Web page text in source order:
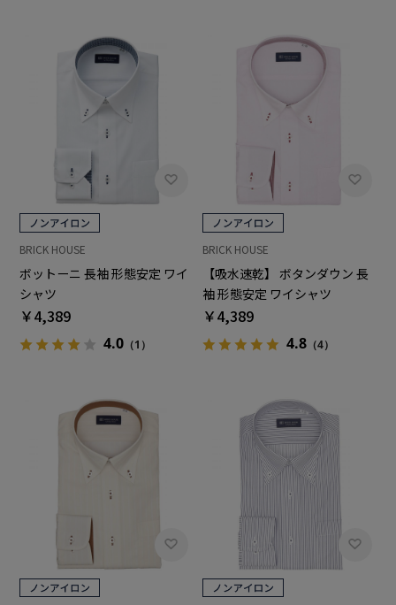
BRICK HOUSE
ボットーニ 長袖 形態安定 ワイ
シャツ
￥4,389
4.0（1）
BRICK HOUSE
【吸水速乾】 ボタンダウン 長
袖 形態安定 ワイシャツ
￥4,389
4.8 （4）